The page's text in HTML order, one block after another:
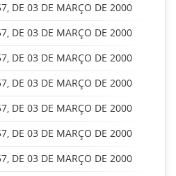
DE 03 DE MARÇO DE 2000
DE 03 DE MARÇO DE 2000
DE 03 DE MARÇO DE 2000
DE 03 DE MARÇO DE 2000
DE 03 DE MARÇO DE 2000
DE 03 DE MARÇO DE 2000
DE 03 DE MARÇO DE 2000